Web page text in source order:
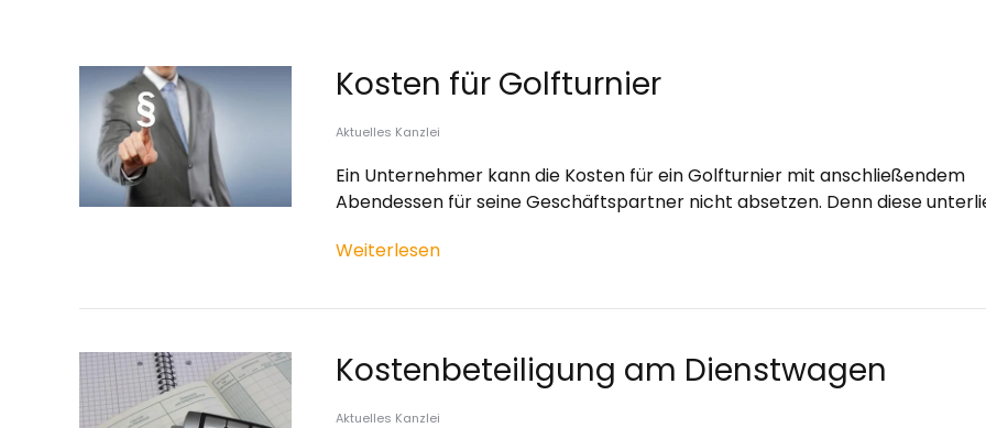
Kosten für Golfturnier
Aktuelles Kanzlei
Ein Unternehmer kann die Kosten für ein Golfturnier mit anschließendem
Abendessen für seine Geschäftspartner nicht absetzen. Denn diese
Weiterlesen
Kostenbeteiligung am Dienstwagen
Aktuelles Kanzlei